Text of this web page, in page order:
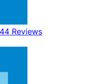
Reviews